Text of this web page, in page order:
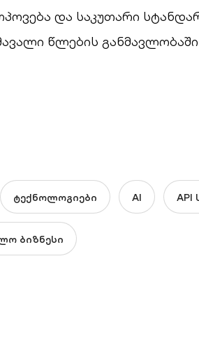
და საკუთარი
წლების განმავლობაში
ტექნოლოგიები AI API
ბიზნესი